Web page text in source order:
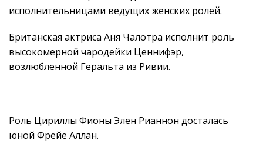
исполнительницами ведущих женских ролей.
Британская актриса Аня Чалотра исполнит роль
высокомерной чародейки Ценнифэр,
возлюбленной Геральта из Ривии.
Роль Цириллы Фионы Элен Рианнон досталась
юной Фрейе Аллан.